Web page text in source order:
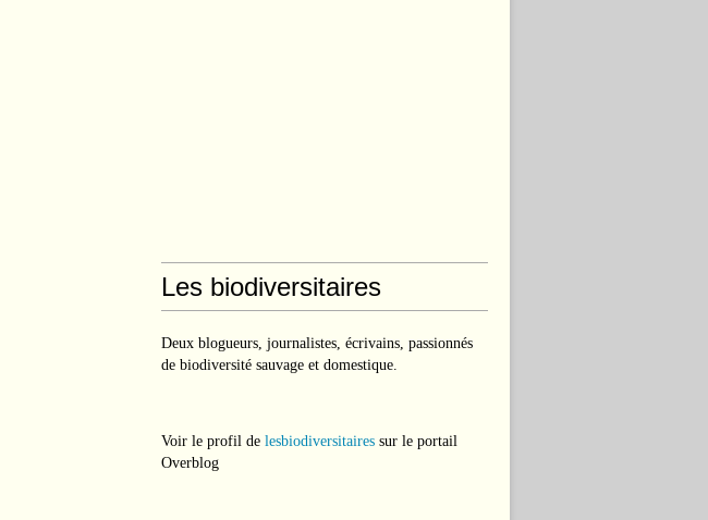
Les biodiversitaires
Deux blogueurs, journalistes, écrivains, passionnés
de biodiversité sauvage et domestique.
Voir le profil de lesbiodiversitaires sur le portail
Overblog